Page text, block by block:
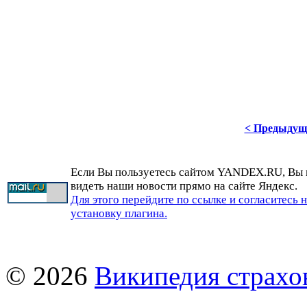
<
Если Вы пользуетесь сайтом YANDEX.RU, Вы
видеть наши новости прямо на сайте Яндекс.
Для этого перейдите по ссылке и согласитесь
установку плагина.
© 2026 Википедия